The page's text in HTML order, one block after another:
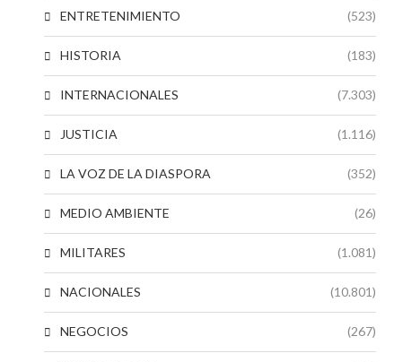
ENTRETENIMIENTO (523)
HISTORIA (183)
INTERNACIONALES (7.303)
JUSTICIA (1.116)
LA VOZ DE LA DIASPORA (352)
MEDIO AMBIENTE (26)
MILITARES (1.081)
NACIONALES (10.801)
NEGOCIOS (267)